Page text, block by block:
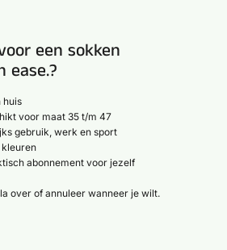
een sokken
ease.?
huis
voor maat 35 t/m 47
gebruik, werk en sport
kleuren
abonnement voor jezelf
over of annuleer wanneer je wilt.